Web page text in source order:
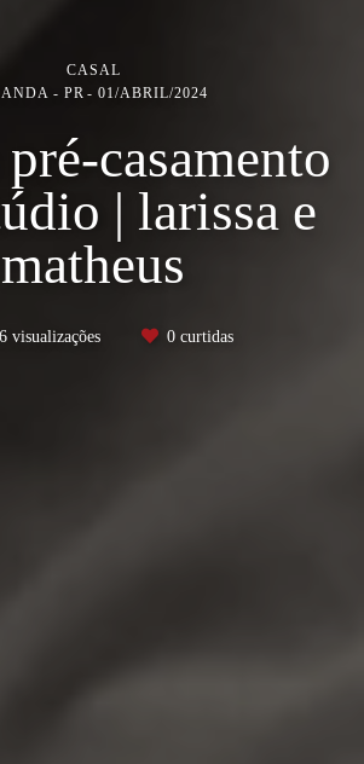
CASAL
- PR
01/ABRIL/2024
casamento
| larissa e
matheus
visualizações 0curtidas